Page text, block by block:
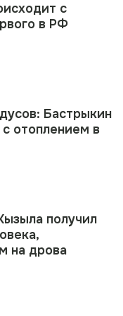
с
в РФ
Бастрыкин
отоплением в
получил
на дрова